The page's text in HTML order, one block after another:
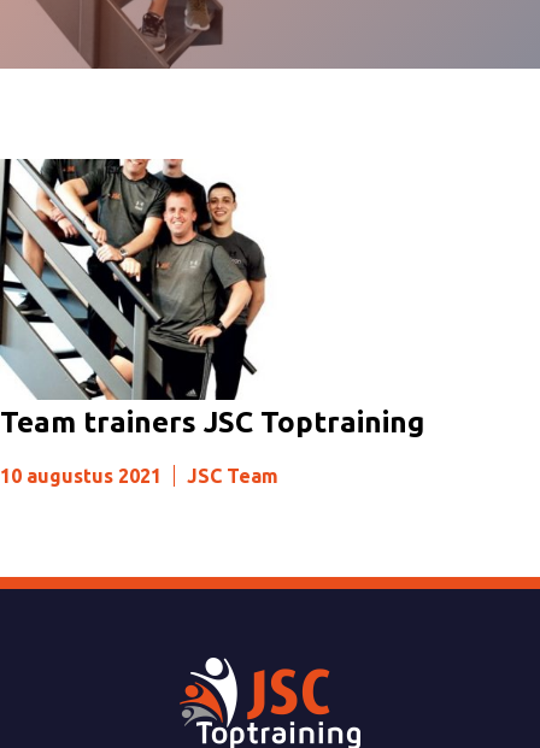
Team trainers JSC Toptraining
10 augustus 2021 JSC Team